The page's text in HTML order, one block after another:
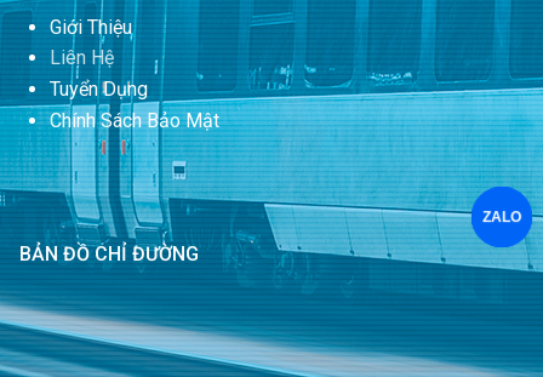
Giới Thiệu
Liên Hệ
Tuyển Dụng
Chính Sách Bảo Mật
BẢN ĐỒ CHỈ ĐƯỜNG
ZALO